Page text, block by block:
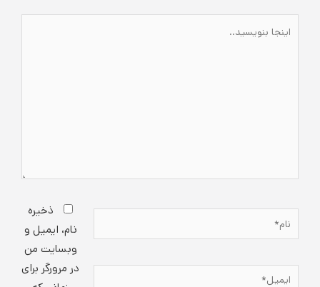
بنویسید..
نام*
ایمیل*
ذخیره
نام، ایمیل و
وبسایت من
در مرورگر برای